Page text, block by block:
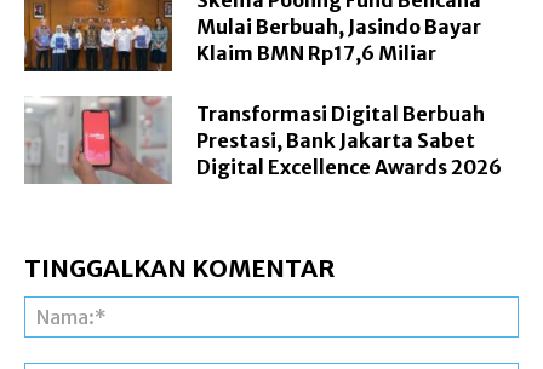
Mulai Berbuah, Jasindo Bayar
Klaim BMN Rp17,6 Miliar
Transformasi Digital Berbuah
Prestasi, Bank Jakarta Sabet
Digital Excellence Awards 2026
TINGGALKAN KOMENTAR